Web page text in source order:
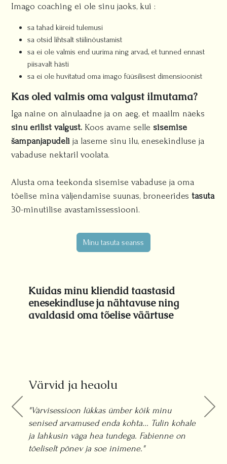
Imago coaching ei ole sinu jaoks, kui :
sa tahad kiireid tulemusi
sa otsid lihtsalt stiilinõustamist
sa ei ole valmis end uurima ning arvad, et tunned ennast
piisavalt hästi
sa ei ole huvitatud oma imago füüsilisest dimensioonist
Kas oled valmis oma valgust ilmutama?
Iga naine on ainulaadne ja on aeg, et maailm näeks
sinu erilist valgust. Koos avame sellesisemise
šampanjapudeli ja laseme sinu ilu, enesekindluse ja
vabaduse nektaril voolata.
Alusta oma teekonda sisemise vabaduse ja oma
tõelise mina väljendamise suunas, broneeridestasuta
30-minutilise avastamissessiooni.
Minu tasuta seanss
Kuidas minu kliendid taastasid
enesekindluse ja nähtavuse ning
avaldasid oma tõelise väärtuse
Värvid ja heaolu
"Värvisessioon lükkas ümber kõik minu
senised arvamused enda kohta... Tulin kohale
ja lahkusin väga hea tundega. Fabienne on
tõeliselt põnev ja soe inimene."